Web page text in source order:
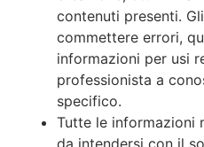
contenuti presenti.
commettere errori,
informazioni per usi
professionista a
specifico.
Tutte le informazioni